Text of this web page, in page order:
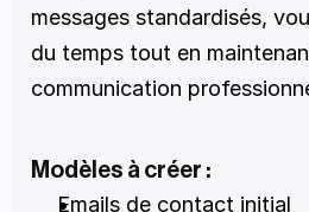
messages standardisés,
du temps tout en
communication
Modèles à créer :
Emails de contact initial